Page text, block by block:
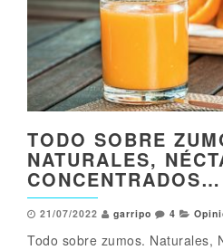
TODO SOBRE
NATURALES,
CONCENTRADOS…
21/07/2022 garripo 4
Todo sobre zumos. Naturales,